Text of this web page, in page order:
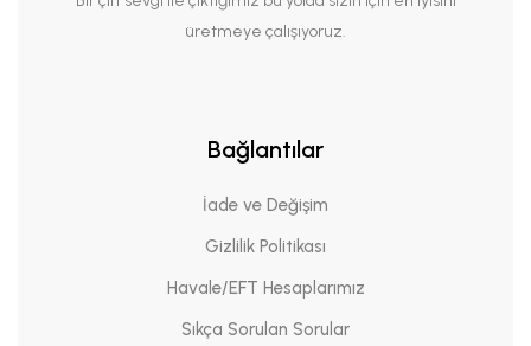
üretmeye çalışıyoruz.
Bağlantılar
İade ve Değişim
Gizlilik Politikası
Havale/EFT Hesaplarımız
Sıkça Sorulan Sorular